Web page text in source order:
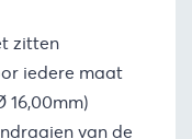
zitten
iedere maat
van de